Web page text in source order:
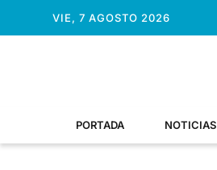
VIE, 7 AGOSTO 2026
PORTADA NOTICIAS